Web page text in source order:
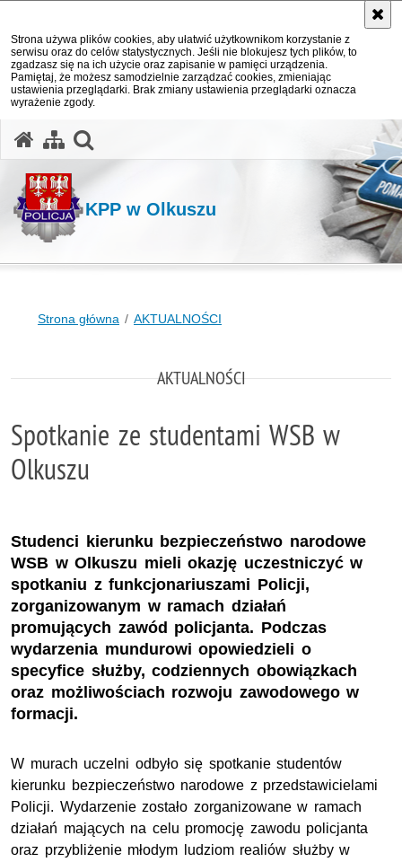
Strona używa plików cookies, aby ułatwić użytkownikom korzystanie z
serwisu oraz do celów statystycznych. Jeśli nie blokujesz tych plików, to
zgadzasz się na ich użycie oraz zapisanie w pamięci urządzenia.
Pamiętaj, że możesz samodzielnie zarządzać cookies, zmieniając
ustawienia przeglądarki. Brak zmiany ustawienia przeglądarki oznacza
wyrażenie zgody.
KPP w Olkuszu
Strona główna AKTUALNOŚCI
AKTUALNOŚCI
Spotkanie ze studentami WSB w
Olkuszu
Studenci kierunku bezpieczeństwo narodowe
WSB w Olkuszu mieli okazję uczestniczyć w
spotkaniu z funkcjonariuszami Policji,
zorganizowanym w ramach działań
promujących zawód policjanta. Podczas
wydarzenia mundurowi opowiedzieli o
specyfice służby, codziennych obowiązkach
oraz możliwościach rozwoju zawodowego w
formacji.
W murach uczelni odbyło się spotkanie studentów
kierunku bezpieczeństwo narodowe z przedstawicielami
Policji. Wydarzenie zostało zorganizowane w ramach
działań mających na celu promocję zawodu policjanta
oraz przybliżenie młodym ludziom realiów służby w